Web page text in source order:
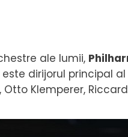
ale lumii,
este dirijorul principal
Klemperer,